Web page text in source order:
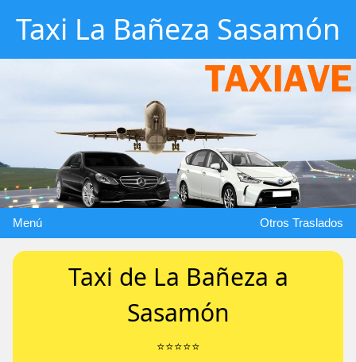
Taxi La Bañeza Sasamón
Menú Otros Traslados
Taxi de La Bañeza a
Sasamón
⭐️⭐️⭐️⭐️⭐️